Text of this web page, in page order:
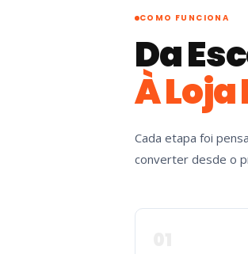
COMO FUNCIONA
Da
À Loja
Cada etapa foi
converter desde o